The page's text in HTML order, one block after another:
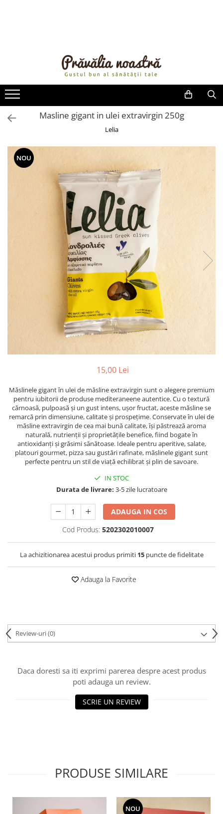
ULEIURI ȘI UNTURI
MĂSLINE
NUCI ȘI SEMINȚE
FRUCTE DESHIDRATATE
FRUCTE LA CONSERVĂ
OȚETURI ȘI SOSURI
FĂINĂ FĂRĂ GLUTEN
BĂUTURI / LAPTE VEGETAL
OREZ ȘI CEREALE
CREME ȘI PASTE TARTINABILE
CEAIURI GRECEȘTI
CIOCOLATĂ ȘI CACAO
HEALTHY SNACKS
SUPERALIMENTE
LACTATE
PRODUSE ECO / ORGANICE
REMEDII NATURISTE
TOATE PRODUSELE
Masline gigant in ulei extravirgin 250g
Lelia
NOU
15,00 Lei
Măslinele gigant în ulei de măsline extravirgin sunt o alegere premium
pentru iubitorii de produse mediteraneene autentice. Cu o textură
cărnoasă, pulpoasă și un gust intens, ușor fructat, aceste măsline se
remarcă prin dimensiune, calitate și prospețime. Conservate în ulei de
măsline extravirgin de cea mai bună calitate, își păstrează aroma
naturală, nutrienții și proprietățile benefice, fiind bogate în
antioxidanți și grăsimi sănătoase. Ideale pentru aperitive, salate,
platouri gourmet, pizza sau gustări rafinate, măslinele gigant sunt
perfecte pentru un stil de viață echilibrat și plin de savoare.
IN STOC
Durata de livrare: 3-5 zile lucratoare
ADAUGA IN COS
Cod Produs: 5202302010007
La achizitionarea acestui produs primiti 15puncte de fidelitate
Adauga la Favorite
Review-uri(0)
Daca doresti sa iti exprimi parerea despre acest produs
poti adauga un review.
SCRIE UN REVIEW
PRODUSE SIMILARE
NOU